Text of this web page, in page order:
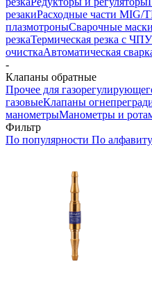
резакиРасходные части MIG/
плазмотроныСварочные
резкаТермическая резка с ЧПУ
очисткаАвтоматическая
-
Клапаны обратные
Прочее для
газовыеКлапаны
манометрыМанометры и
Фильтр
По популярности По алфавиту